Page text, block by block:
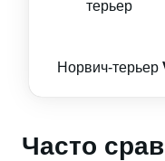
Норвич-терьер
Часто